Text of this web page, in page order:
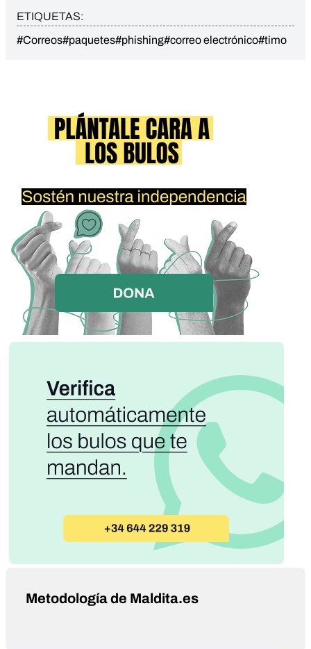
ETIQUETAS:
#Correos#paquetes#phishing#correo electrónico#timo
Metodología de Maldita.es